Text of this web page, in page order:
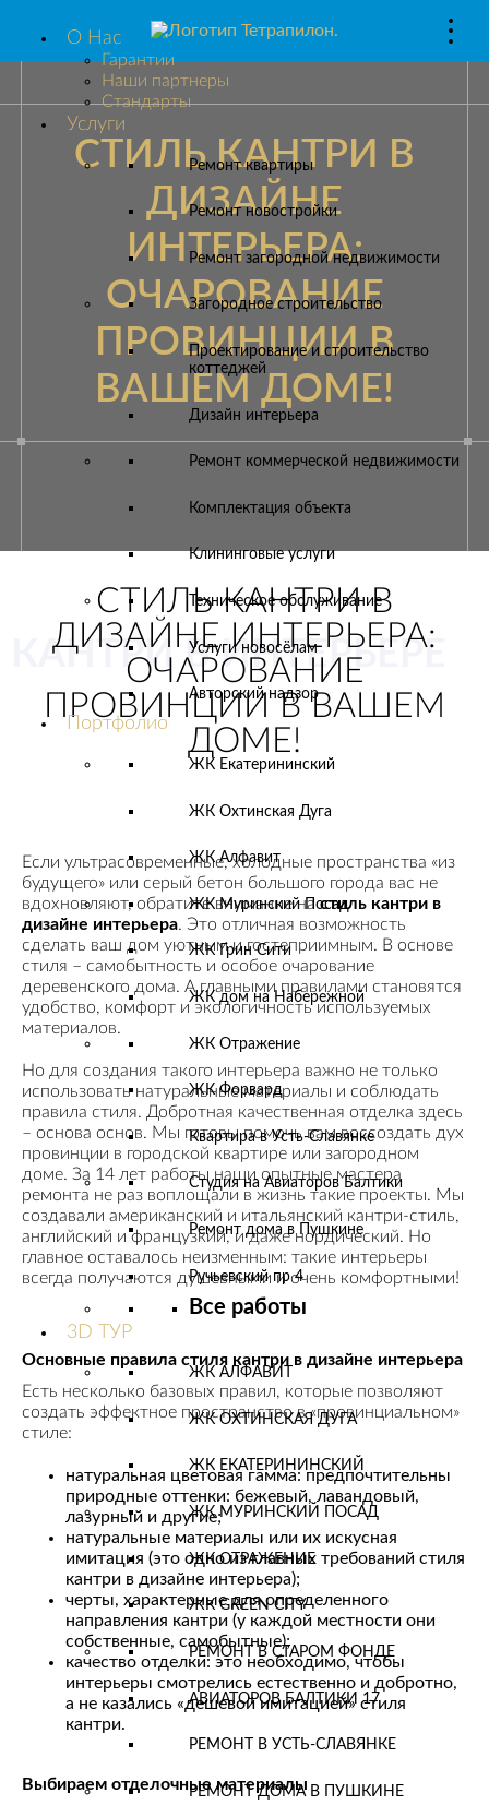
О Нас
Гарантии
Наши партнеры
Стандарты
Услуги
Ремонт квартиры
Ремонт новостройки
Ремонт загородной недвижимости
Загородное строительство
Проектирование и строительство
коттеджей
Дизайн интерьера
Ремонт коммерческой недвижимости
Комплектация объекта
Клининговые услуги
Техническое обслуживание
Услуги новосёлам
Авторский надзор
Портфолио
ЖК Екатерининский
ЖК Охтинская Дуга
ЖК Алфавит
ЖК Муринский Посад
ЖК Грин Сити
ЖК дом на Набережной
ЖК Отражение
ЖК Форвард
Квартира в Усть-Славянке
Студия на Авиаторов Балтики
Ремонт дома в Пушкине
Ручьевский пр 4
Все работы
3D ТУР
ЖК АЛФАВИТ
ЖК ОХТИНСКАЯ ДУГА
ЖК ЕКАТЕРИНИНСКИЙ
ЖК МУРИНСКИЙ ПОСАД
ЖК ОТРАЖЕНИЕ
ЖК GREEN CITY
РЕМОНТ В СТАРОМ ФОНДЕ
АВИАТОРОВ БАЛТИКИ 17
РЕМОНТ В УСТЬ-СЛАВЯНКЕ
РЕМОНТ ДОМА В ПУШКИНЕ
СТИЛЬ КАНТРИ В
ДИЗАЙНЕ
ИНТЕРЬЕРА:
ОЧАРОВАНИЕ
ПРОВИНЦИИ В
ВАШЕМ ДОМЕ!
КАНТРИ В ИНТЕРЬЕРЕ
СТИЛЬ КАНТРИ В
ДИЗАЙНЕ ИНТЕРЬЕРА:
ОЧАРОВАНИЕ
ПРОВИНЦИИ В ВАШЕМ
ДОМЕ!
Если ультрасовременные, холодные пространства «из
будущего» или серый бетон большого города вас не
вдохновляют, обратите внимание настиль кантри в
дизайне интерьера. Это отличная возможность
сделать ваш дом уютным и гостеприимным. В основе
стиля – самобытность и особое очарование
деревенского дома. А главными правилами становятся
удобство, комфорт и экологичность используемых
материалов.
Но для создания такого интерьера важно не только
использовать натуральные материалы и соблюдать
правила стиля. Добротная качественная отделка здесь
– основа основ. Мы готовы помочь вам воссоздать дух
провинции в городской квартире или загородном
доме. За 14 лет работы наши опытные мастера
ремонта не раз воплощали в жизнь такие проекты. Мы
создавали американский и итальянский кантри-стиль,
английский и французкий, и даже нордический. Но
главное оставалось неизменным: такие интерьеры
всегда получаются душевными и очень комфортными!
Основные правила стиля кантри в дизайне интерьера
Есть несколько базовых правил, которые позволяют
создать эффектное пространство в «провинциальном»
стиле:
натуральная цветовая гамма: предпочтительны
природные оттенки: бежевый, лавандовый,
лазурный и другие;
натуральные материалы или их искусная
имитация (это одно из главных требований стиля
кантри в дизайне интерьера);
черты, характерные для определенного
направления кантри (у каждой местности они
собственные, самобытные);
качество отделки: это необходимо, чтобы
интерьеры смотрелись естественно и добротно,
а не казались «дешевой имитацией» стиля
кантри.
Выбираем отделочные материалы